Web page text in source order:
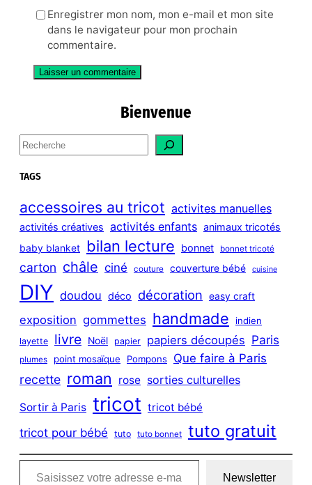
Enregistrer mon nom, mon e-mail et mon site
dans le navigateur pour mon prochain
commentaire.
Bienvenue
S
e
a
c
h
TAGS
accessoires au tricot activites manuelles
activités créatives activités enfants animaux tricotés
baby blanket bilan lecture bonnet bonnet tricoté
carton châle ciné couture couverture bébé cuisine
DIY doudou déco décoration easy craft
exposition gommettes handmade indien
layette livre Noël papier papiers découpés Paris
plumes point mosaïque Pompons Que faire à Paris
recette roman rose sorties culturelles
Sortir à Paris tricot tricot bébé
tricot pour bébé tuto tuto bonnet tuto gratuit
Saisissez votre adresse e-mail…
Newsletter